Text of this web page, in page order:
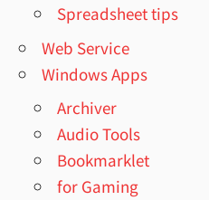
Spreadsheet tips
Web Service
Windows Apps
Archiver
Audio Tools
Bookmarklet
for Gaming